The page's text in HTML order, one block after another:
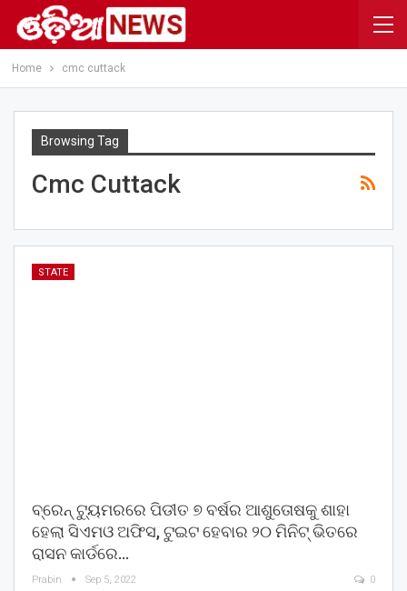
Home cmc cuttack
Browsing Tag
Cmc Cuttack
STATE
ବ୍ରେନ୍ ଟ୍ୟୁମରରେ ପିଡୀତ ୭ ବର୍ଷର ଆଶୁତୋଷକୁ ଶାହା
ହେଲା ସିଏମଓ ଅଫିସ, ଟୁଇଟ ହେବାର ୨୦ ମିନିଟ୍ ଭିତରେ
ରାସନ କାର୍ଡରେ…
Prabin Sep 5, 2022 0